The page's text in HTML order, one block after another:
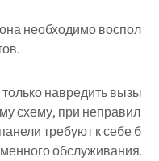
необходимо воспол
навредить вызы
схему, при неправил
требуют к себе б
обслуживания.